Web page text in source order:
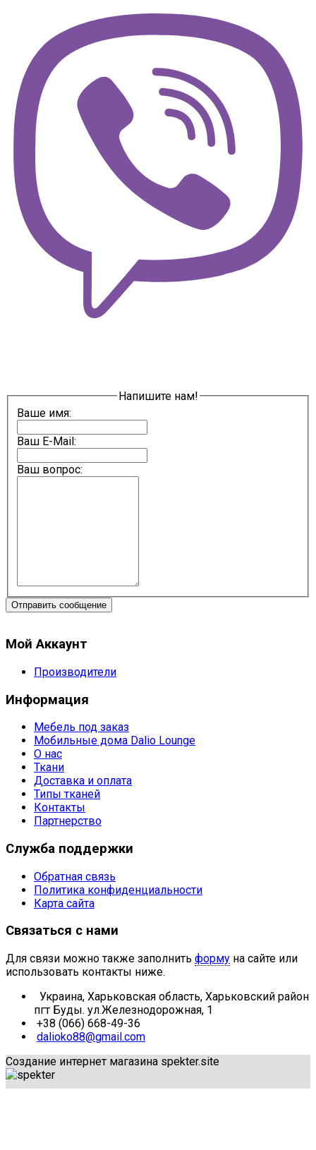
Напишите нам!
Ваше имя:
Ваш E-Mail:
Ваш вопрос:
Отправить сообщение
Мой Аккаунт
Производители
Информация
Мебель под заказ
Мобильные дома Dalio Lounge
О нас
Ткани
Доставка и оплата
Типы тканей
Контакты
Партнерство
Служба поддержки
Обратная связь
Политика конфиденциальности
Карта сайта
Связаться с нами
Для связи можно также заполнить форму на сайте или
использовать контакты ниже.
Украина, Харьковская область, Харьковский район
пгт Буды. ул.Железнодорожная, 1
+38 (066) 668-49-36
dalioko88@gmail.com
Создание интернет магазина spekter.site